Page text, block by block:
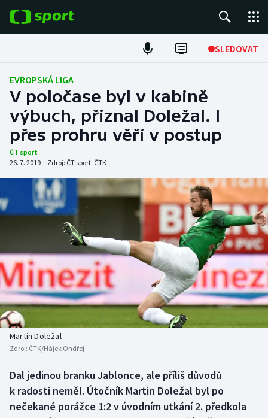
SLEDOVAT
Fotbal
Hokej
Tenis
Atletika
Cyklistika
DALŠÍ SPORTY
Americký fotbal
Baseball a softbal
Basketbal
Biatlon
Box
NEPŘEHLÉDNĚTE
Soutěže
Historické návraty
Aplikace ČT sport
EVROPSKÁ LIGA
V poločase byl v kabině
výbuch, přiznal Doležal. I
přes prohru věří v postup
ČT sport
26. 7. 2019 | Zdroj: ČT sport, ČTK
Martin Doležal
Zdroj: ČTK/Hájek Ondřej
Dal jedinou branku Jablonce, ale příliš důvodů
k radosti neměl. Útočník Martin Doležal byl po
nečekané porážce 1:2 v úvodním utkání 2. předkola